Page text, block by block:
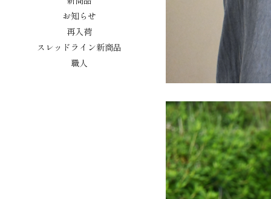
お知らせ
再入荷
スレッドライン新商品
職人